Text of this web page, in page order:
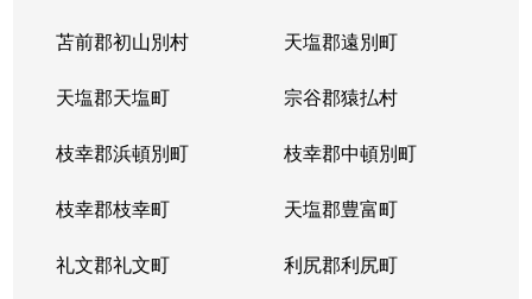
苫前郡初山別村 天塩郡遠別町
天塩郡天塩町 宗谷郡猿払村
枝幸郡浜頓別町 枝幸郡中頓別町
枝幸郡枝幸町 天塩郡豊富町
礼文郡礼文町 利尻郡利尻町